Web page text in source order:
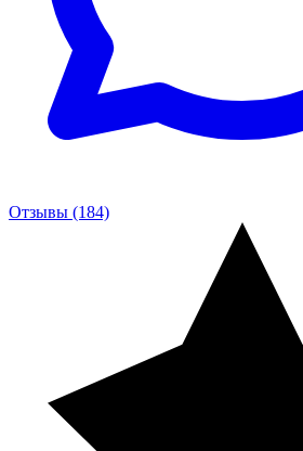
Отзывы (184)